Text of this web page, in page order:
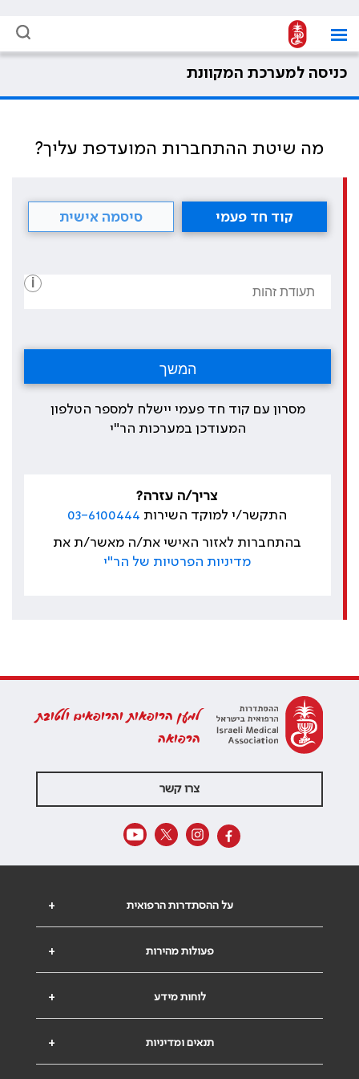
כניסה למערכת המקוונת
מה שיטת ההתחברות המועדפת עליך?
קוד חד פעמי סיסמה אישית
i
מסרון עם קוד חד פעמי יישלח למספר הטלפון
המעודכן במערכות הר"י
צריך/ה עזרה?
התקשר/י למוקד השירות 03-6100444
בהתחברות לאזור האישי את/ה מאשר/ת את
מדיניות הפרטיות של הר"י
למען הרופאות והרופאים ולטובת
הרפואה
צרו קשר
+ על ההסתדרות הרפואית
+ פעולות מהירות
+ לוחות מידע
+ תנאים ומדיניות